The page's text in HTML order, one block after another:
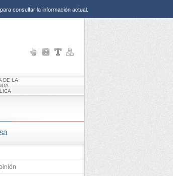
para consultar la información actual.
DE LA